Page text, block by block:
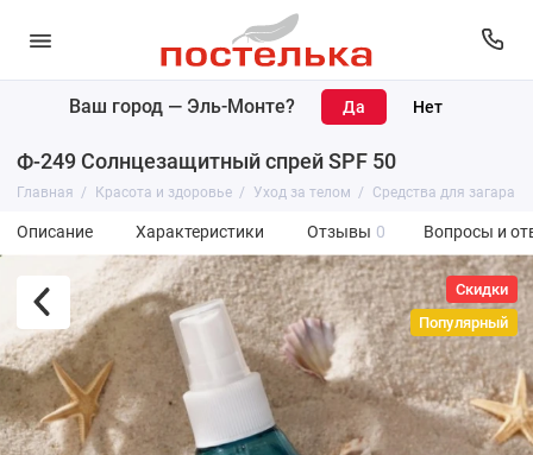
Ваш город — Эль-Монте?
Ф-249 Солнцезащитный спрей SPF 50
Главная Красота и здоровье Уход за телом Средства для загара
Описание Характеристики Отзывы 0 Вопросы и
Скидки
Популярный